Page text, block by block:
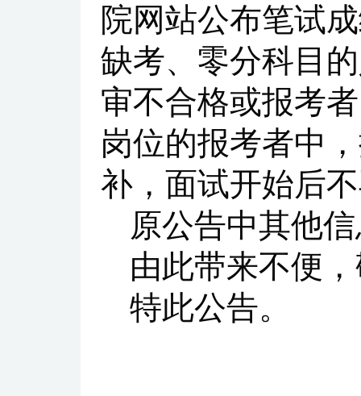
院网站公布笔试
缺考、零分科目
审不合格或报考
岗位的报考者中
补，面试开始后
原公告中其他
由此带来不便
特此公告。